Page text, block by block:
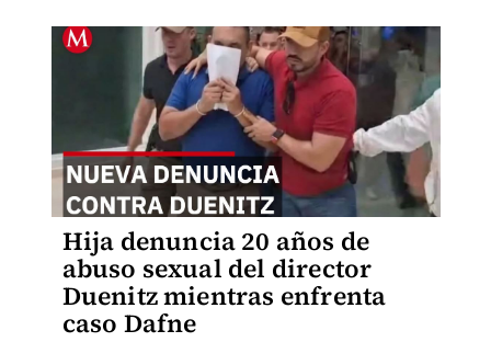
Hija denuncia 20 años de
abuso sexual del director
Duenitz mientras enfrenta
caso Dafne